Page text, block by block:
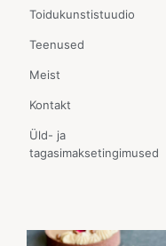
Toidukunstistuudio
Teenused
Meist
Kontakt
Üld- ja
tagasimaksetingimused